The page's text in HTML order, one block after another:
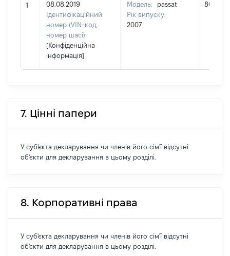
1
08.08.2019
Ідентифікаційний
номер (VIN-код,
номер шасі):
[Конфіденційна
інформація]
Модель:
passat
Рік випуску:
2007
80000
7. Цінні папери
У суб'єкта декларування чи членів його сім'ї відсутні
об'єкти для декларування в цьому розділі.
8. Корпоративні права
У суб'єкта декларування чи членів його сім'ї відсутні
об'єкти для декларування в цьому розділі.